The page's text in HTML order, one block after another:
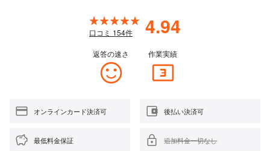
口コミ 154件 4.94
返答の速さ 作業実績
オンラインカード決済可 後払い決済可
最低料金保証 追加料金一切なし